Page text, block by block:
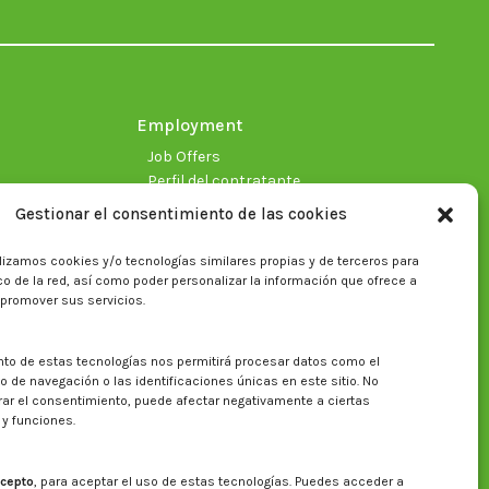
Gestionar el consentimiento de las cookies
cookies y/o tecnologías similares propias y de terceros para
de la red, así como poder personalizar la información que ofrece a
sus servicios.
de estas tecnologías nos permitirá procesar datos como el
de navegación o las identificaciones únicas en este sitio. No
el consentimiento, puede afectar negativamente a ciertas
funciones.
, para aceptar el uso de estas tecnologías. Puedes acceder a
new new new new new new
Employment
Job Offers
Perfil del contratante
Search on CITA website
Search: